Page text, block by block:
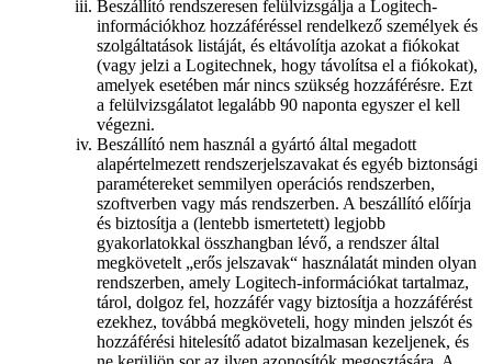
Beszállító rendszeresen felülvizsgálja a Logitech-
információkhoz hozzáféréssel rendelkező személyek és
szolgáltatások listáját, és eltávolítja azokat a fiókokat
(vagy jelzi a Logitechnek, hogy távolítsa el a fiókokat),
amelyek esetében már nincs szükség hozzáférésre. Ezt
a felülvizsgálatot legalább 90 naponta egyszer el kell
végezni.
Beszállító nem használ a gyártó által megadott
alapértelmezett rendszerjelszavakat és egyéb biztonsági
paramétereket semmilyen operációs rendszerben,
szoftverben vagy más rendszerben. A beszállító előírja
és biztosítja a (lentebb ismertetett) legjobb
gyakorlatokkal összhangban lévő, a rendszer által
megkövetelt „erős jelszavak“ használatát minden olyan
rendszerben, amely Logitech-információkat tartalmaz,
tárol, dolgoz fel, hozzáfér vagy biztosítja a hozzáférést
ezekhez, továbbá megköveteli, hogy minden jelszót és
hozzáférési hitelesítő adatot bizalmasan kezeljenek, és